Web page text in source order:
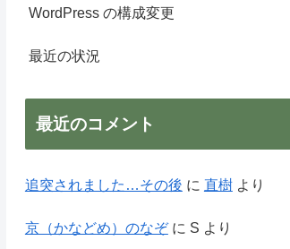
WordPress の構成変更
最近の状況
最近のコメント
追突されました…その後 に 直樹より
京（かなどめ）のなぞに S より